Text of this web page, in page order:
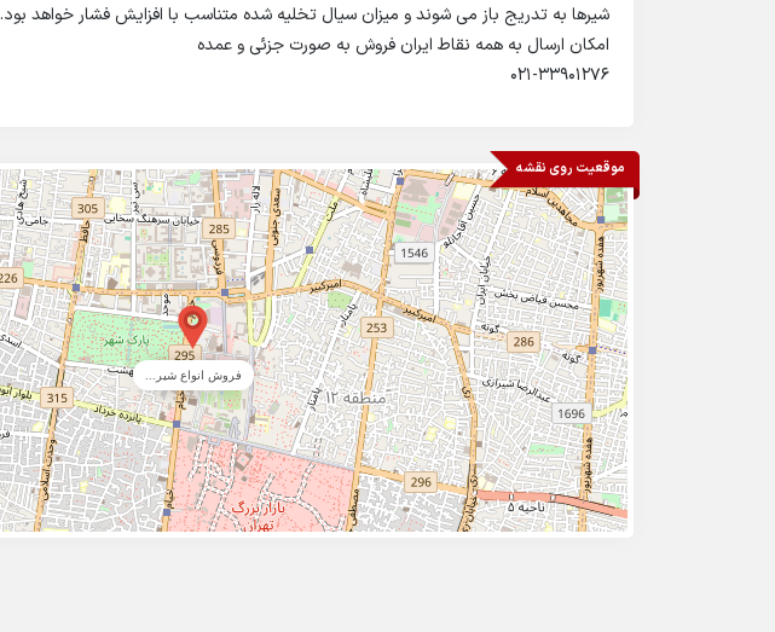
شیرها به تدریج باز می شوند و میزان سیال تخلیه شده متناسب با افزایش فشار خواهد بود.
امکان ارسال به همه نقاط ایران فروش به صورت جزئی و عمده
021-33901276
موقعیت روی نقشه
فروش انواع شیر...